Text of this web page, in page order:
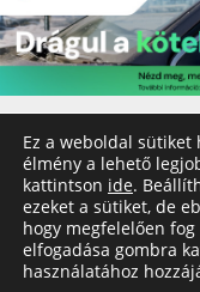
© Copyright 2020
Általános
Ez a weboldal sütiket
élmény a lehető
kattintson ide.
ezeket a sütiket, de
hogy megfelelően
elfogadása gombra
használatához